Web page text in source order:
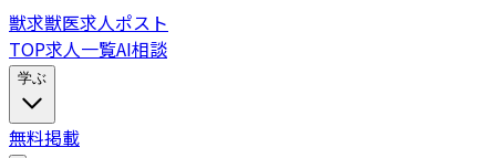
獣求獣医求人ポスト
TOP求人一覧AI相談
学ぶ
無料掲載